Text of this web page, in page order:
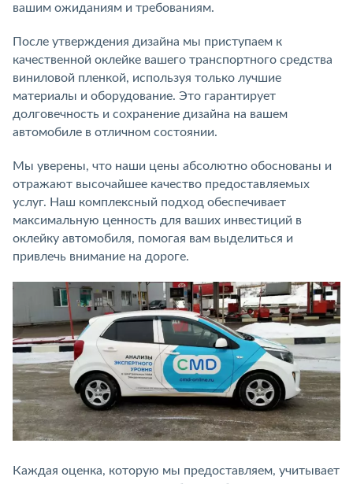
вашим ожиданиям и требованиям.
После утверждения дизайна мы приступаем к
качественной оклейке вашего транспортного средства
виниловой пленкой, используя только лучшие
материалы и оборудование. Это гарантирует
долговечность и сохранение дизайна на вашем
автомобиле в отличном состоянии.
Мы уверены, что наши цены абсолютно обоснованы и
отражают высочайшее качество предоставляемых
услуг. Наш комплексный подход обеспечивает
максимальную ценность для ваших инвестиций в
оклейку автомобиля, помогая вам выделиться и
привлечь внимание на дороге.
Каждая оценка, которую мы предоставляем, учитывает